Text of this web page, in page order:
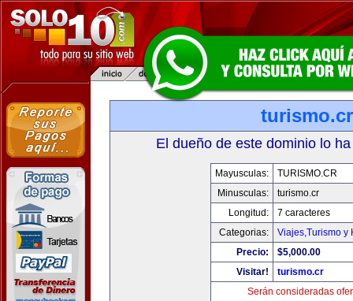
turismo.cr
El dueño de este dominio lo
Mayusculas:
TURISMO.CR
Minusculas:
turismo.cr
Longitud:
7 caracteres
Categorias:
Viajes,Turismo y
Precio:
$5,000.00
Visitar!
turismo.cr
Serán consideradas